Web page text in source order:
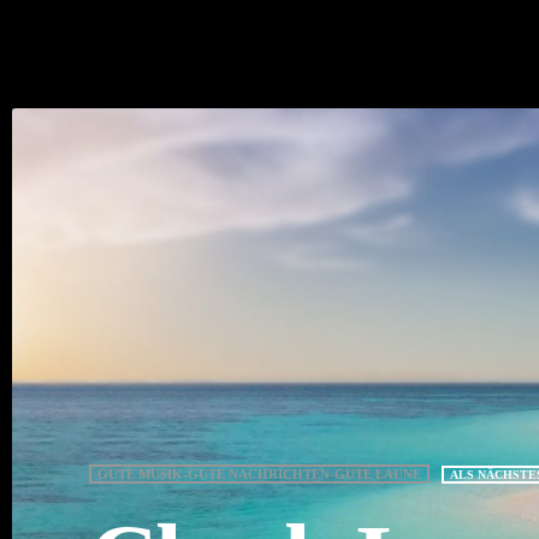
GUTE MUSIK-GUTE NACHRICHTEN-GUTE LAUNE ALS